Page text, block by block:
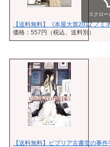
【送料無料】《本屋大賞2012 ノ
価格：557円（税込、送料別）
スクロー
【送料無料】ビブリア古書堂の事